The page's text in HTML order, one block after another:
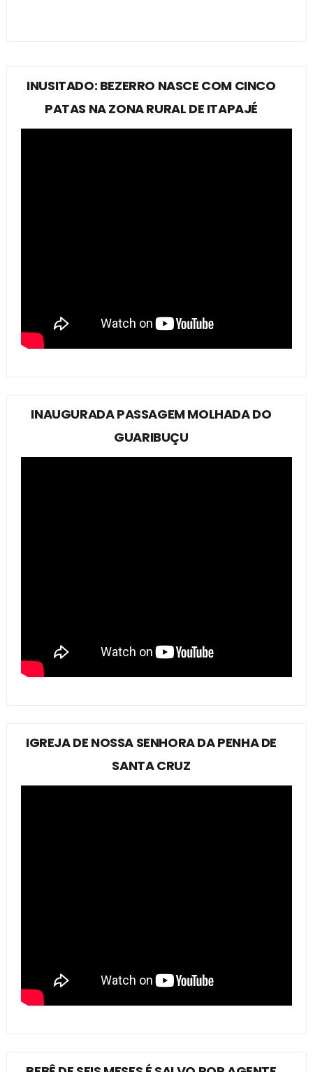
INUSITADO: BEZERRO NASCE COM CINCO
PATAS NA ZONA RURAL DE ITAPAJÉ
INAUGURADA PASSAGEM MOLHADA DO
GUARIBUÇU
IGREJA DE NOSSA SENHORA DA PENHA DE
SANTA CRUZ